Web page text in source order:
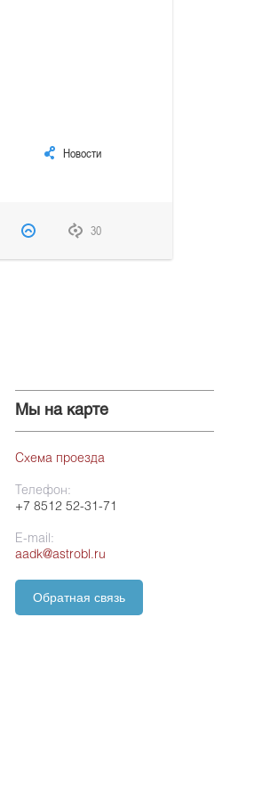
Новости
30
Мы на карте
Схема проезда
Телефон:
+7 8512 52-31-71
E-mail:
aadk@astrobl.ru
Обратная связь